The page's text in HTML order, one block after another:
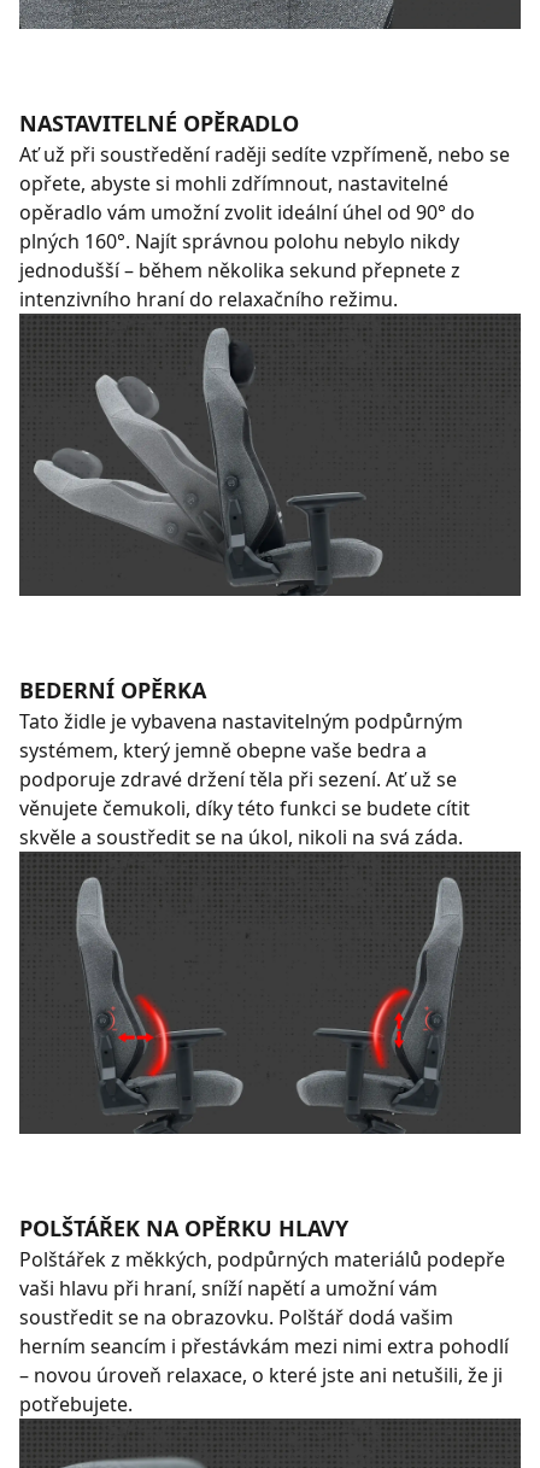
NASTAVITELNÉ OPĚRADLO
Ať už při soustředění raději sedíte vzpřímeně, nebo se
opřete, abyste si mohli zdřímnout, nastavitelné
opěradlo vám umožní zvolit ideální úhel od 90° do
plných 160°. Najít správnou polohu nebylo nikdy
jednodušší – během několika sekund přepnete z
intenzivního hraní do relaxačního režimu.
BEDERNÍ OPĚRKA
Tato židle je vybavena nastavitelným podpůrným
systémem, který jemně obepne vaše bedra a
podporuje zdravé držení těla při sezení. Ať už se
věnujete čemukoli, díky této funkci se budete cítit
skvěle a soustředit se na úkol, nikoli na svá záda.
POLŠTÁŘEK NA OPĚRKU HLAVY
Polštářek z měkkých, podpůrných materiálů podepře
vaši hlavu při hraní, sníží napětí a umožní vám
soustředit se na obrazovku. Polštář dodá vašim
herním seancím i přestávkám mezi nimi extra pohodlí
– novou úroveň relaxace, o které jste ani netušili, že ji
potřebujete.